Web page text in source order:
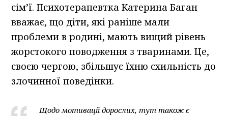
сім’ї. Психотерапевтка Катерина Баган
вважає, що діти, які раніше мали
проблеми в родині, мають вищий рівень
жорстокого поводження з тваринами. Це,
своєю чергою, збільшує їхню схильність до
злочинної поведінки.
Щодо мотивації дорослих, тут також є